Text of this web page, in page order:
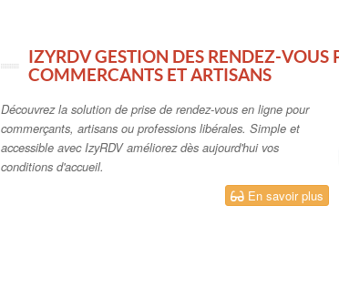
IZYRDV GESTION DES RENDEZ-VOUS
COMMERCANTS ET ARTISANS
Découvrez la solution de prise de rendez-vous en ligne pour
commerçants, artisans ou professions libérales. Simple et
accessible avec IzyRDV améliorez dès aujourd'hui vos
conditions d'accueil.
En savoir plus